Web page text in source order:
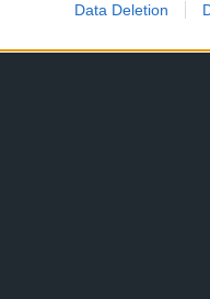
Data Deletion